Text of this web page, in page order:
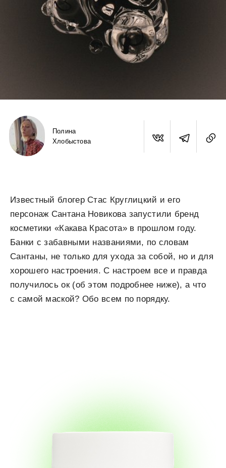
Полина
Хлобыстова
Известный блогер Стас Круглицкий и его
персонаж Сантана Новикова запустили бренд
косметики «Какава Красота» в прошлом году.
Банки с забавными названиями, по словам
Сантаны, не только для ухода за собой, но и для
хорошего настроения. С настроем все и правда
получилось ок (об этом подробнее ниже), а что
с самой маской? Обо всем по порядку.